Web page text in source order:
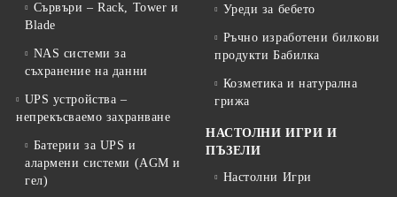
Сървъри – Rack, Tower и
Blade
NAS системи за
съхранение на данни
UPS устройства –
непрекъсваемо захранване
Батерии за UPS и
алармени системи (AGM и
гел)
Уреди за бебето
Ръчно изработени билкови
продукти Бабилка
Козметика и натурална
грижа
НАСТОЛНИ ИГРИ И
ПЪЗЕЛИ
Настолни Игри